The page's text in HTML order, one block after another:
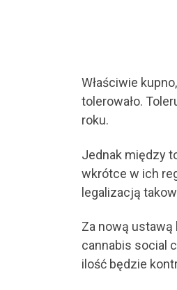
Właściwie
tolerowało.
roku.
Jednak między
wkrótce w ich
legalizacją
Za nową ustawą
cannabis social
ilość będzie